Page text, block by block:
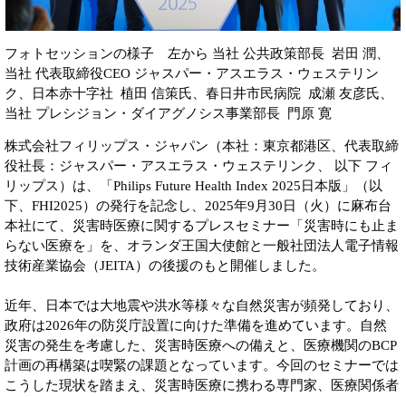
フォトセッションの様子 左から 当社 公共政策部長 岩田 潤、
当社 代表取締役CEO ジャスパー・アスエラス・ウェステリン
ク、日本赤十字社 植田 信策氏、春日井市民病院 成瀬 友彦氏、
当社 プレシジョン・ダイアグノシス事業部長 門原 寛
株式会社フィリップス・ジャパン（本社：東京都港区、代表取締
役社長：ジャスパー・アスエラス・ウェステリンク、 以下 フィ
リップス）は、「Philips Future Health Index 2025日本版」（以
下、FHI2025）の発行を記念し、2025年9月30日（火）に麻布台
本社にて、災害時医療に関するプレスセミナー「災害時にも止ま
らない医療を」を、オランダ王国大使館と一般社団法人電子情報
技術産業協会（JEITA）の後援のもと開催しました。
近年、日本では大地震や洪水等様々な自然災害が頻発しており、
政府は2026年の防災庁設置に向けた準備を進めています。自然
災害の発生を考慮した、災害時医療への備えと、医療機関のBCP
計画の再構築は喫緊の課題となっています。今回のセミナーでは
こうした現状を踏まえ、災害時医療に携わる専門家、医療関係者